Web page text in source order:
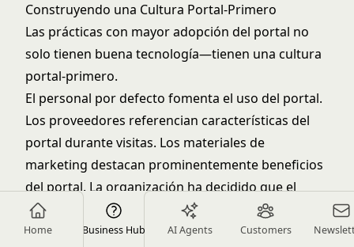
Home Business Hub AI Agents Customers
Construyendo una Cultura Portal-Primero
Las prácticas con mayor adopción del portal no
solo tienen buena tecnología—tienen una cultura
portal-primero.
El personal por defecto fomenta el uso del portal.
Los proveedores referencian características del
portal durante visitas. Los materiales de
marketing destacan prominentemente beneficios
del portal. La organización ha decidido que el
compromiso del portal es una prioridad
estratégica, y ese compromiso se muestra en cada